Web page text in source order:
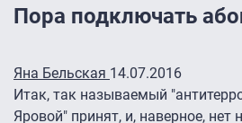
Пора подключать
Яна Бельская 14.07.2016
Итак, так называемый
Яровой" принят, и, наверное, нет